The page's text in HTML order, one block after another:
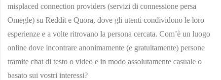
misplaced connection providers (servizi di connessione persa
Omegle) su Reddit e Quora, dove gli utenti condividono le loro
esperienze e a volte ritrovano la persona cercata. Com’è un luogo
online dove incontrare anonimamente (e gratuitamente) persone
tramite chat di testo o video e in modo assolutamente casuale o
basato sui vostri interessi?